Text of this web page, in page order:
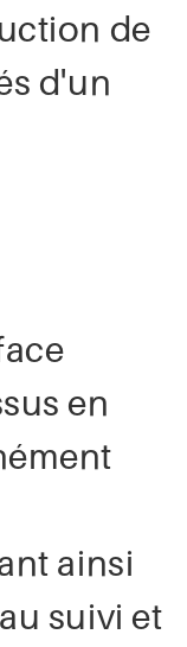
de
d'un
en
ainsi
suivi et